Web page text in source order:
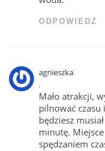
ODPOWIEDZ
agnieszka
Mało atrakcji,
pilnować czasu
będziesz
minutę.
spędzaniem